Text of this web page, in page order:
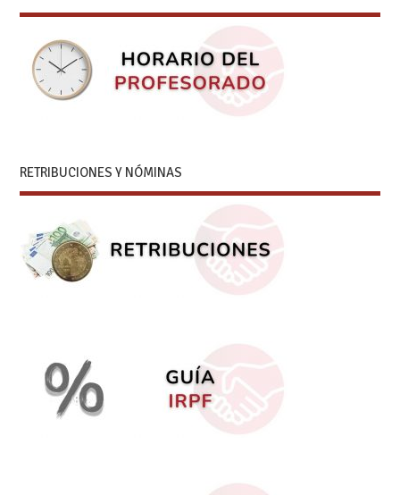
RETRIBUCIONES Y NÓMINAS